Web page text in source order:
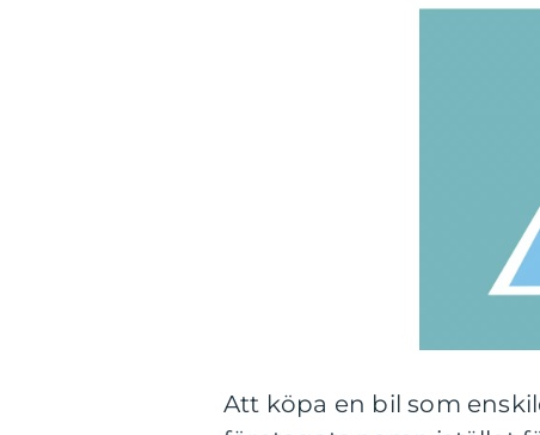
Att köpa en bil som